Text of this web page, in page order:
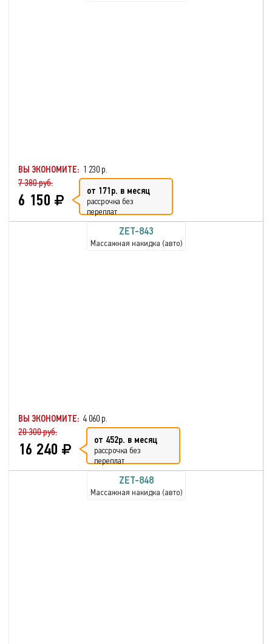
ВЫ ЭКОНОМИТЕ: 1 230 р.
7 380 руб.
6 150 от 171р. в месяц
рассрочка без
переплат
ZET-843
Массажная накидка (авто)
ВЫ ЭКОНОМИТЕ: 4 060 р.
20 300 руб.
16 240 от 452р. в месяц
рассрочка без
переплат
ZET-848
Массажная накидка (авто)